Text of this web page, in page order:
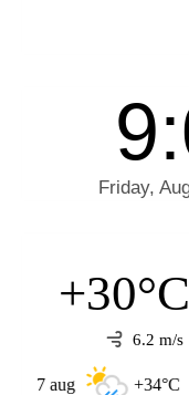
+30°C
6.2 m/s
+34°C